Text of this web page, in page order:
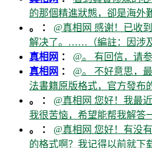
的那個精進狀態，卻是海外
。 ： @真相网 感谢！已收
解决了。……（編註：因涉
真相网 ： @。 有回信，请
真相网 ： @。 不好意思，
法書籍原版格式，官方發布
。 ： @真相网 您好！我最
我很苦恼，希望能帮我解答
。 ： @真相网 您好！有没
的格式啊？我记得以前就下